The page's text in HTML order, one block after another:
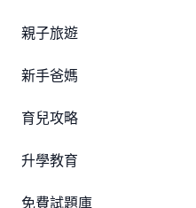
親子旅遊
新手爸媽
育兒攻略
升學教育
免費試題庫